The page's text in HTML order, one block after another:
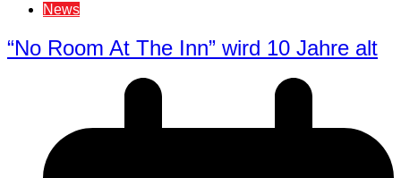
News
“No Room At The Inn” wird 10 Jahre alt